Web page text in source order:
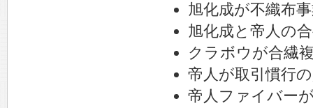
旭化成が不織布
旭化成と帝人の
クラボウが合繊
帝人が取引慣行
帝人ファイバー